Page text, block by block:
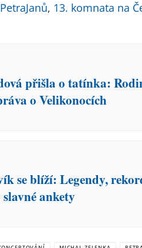
PetraJanů, 13. komnata na
přišla o tatínka:
o Velikonocích
se blíží: Legendy,
ankety